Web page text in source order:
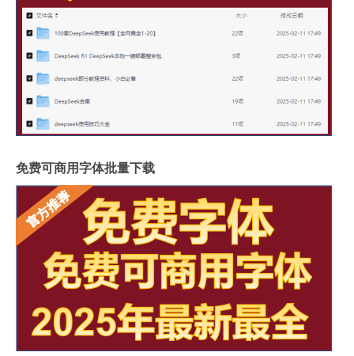
免费可商用字体批量下载